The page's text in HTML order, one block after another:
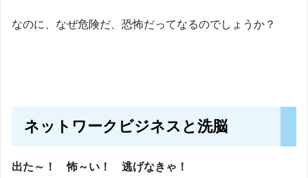
なのに、なぜ危険だ、恐怖だってなるのでしょうか？
ネットワークビジネスと洗脳
出た～！ 怖～い！ 逃げなきゃ！